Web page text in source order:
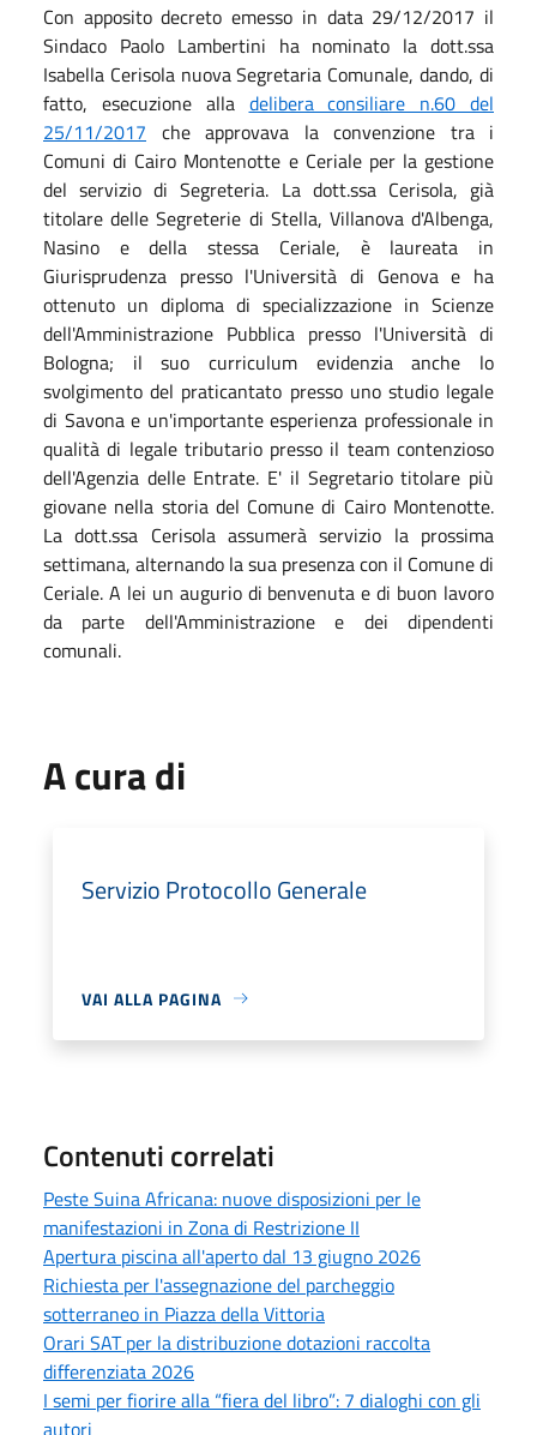
Con apposito decreto emesso in data 29/12/2017 il
Sindaco Paolo Lambertini ha nominato la dott.ssa
Isabella Cerisola nuova Segretaria Comunale, dando, di
fatto, esecuzione alla delibera consiliare n.60 del
25/11/2017 che approvava la convenzione tra i
Comuni di Cairo Montenotte e Ceriale per la gestione
del servizio di Segreteria. La dott.ssa Cerisola, già
titolare delle Segreterie di Stella, Villanova d'Albenga,
Nasino e della stessa Ceriale, è laureata in
Giurisprudenza presso l'Università di Genova e ha
ottenuto un diploma di specializzazione in Scienze
dell'Amministrazione Pubblica presso l'Università di
Bologna; il suo curriculum evidenzia anche lo
svolgimento del praticantato presso uno studio legale
di Savona e un'importante esperienza professionale in
qualità di legale tributario presso il team contenzioso
dell'Agenzia delle Entrate. E' il Segretario titolare più
giovane nella storia del Comune di Cairo Montenotte.
La dott.ssa Cerisola assumerà servizio la prossima
settimana, alternando la sua presenza con il Comune di
Ceriale. A lei un augurio di benvenuta e di buon lavoro
da parte dell'Amministrazione e dei dipendenti
comunali.
A cura di
Servizio Protocollo Generale
VAI ALLA PAGINA
Contenuti correlati
Peste Suina Africana: nuove disposizioni per le
manifestazioni in Zona di Restrizione II
Apertura piscina all'aperto dal 13 giugno 2026
Richiesta per l'assegnazione del parcheggio
sotterraneo in Piazza della Vittoria
Orari SAT per la distribuzione dotazioni raccolta
differenziata 2026
I semi per fiorire alla “fiera del libro”: 7 dialoghi con gli
autori